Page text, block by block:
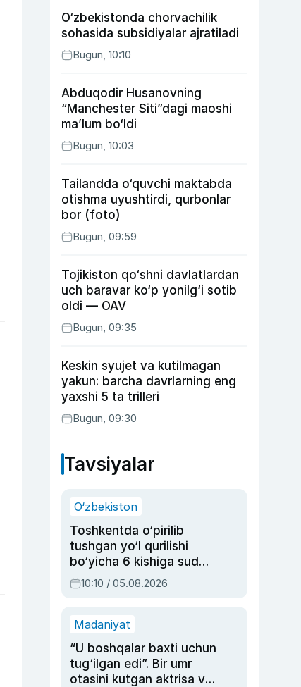
O‘zbekistonda chorvachilik
sohasida subsidiyalar ajratiladi
Bugun, 10:10
Abduqodir Husanovning
“Manchester Siti”dagi maoshi
ma’lum bo‘ldi
Bugun, 10:03
Tailandda o‘quvchi maktabda
otishma uyushtirdi, qurbonlar
bor (foto)
Bugun, 09:59
Tojikiston qo‘shni davlatlardan
uch baravar ko‘p yonilg‘i sotib
oldi — OAV
Bugun, 09:35
Keskin syujet va kutilmagan
yakun: barcha davrlarning eng
yaxshi 5 ta trilleri
Bugun, 09:30
Tavsiyalar
O‘zbekiston
Toshkentda o‘pirilib
tushgan yo‘l qurilishi
bo‘yicha 6 kishiga sud
hukmi o‘qildi
10:10 / 05.08.2026
Madaniyat
“U boshqalar baxti uchun
tug‘ilgan edi”. Bir umr
otasini kutgan aktrisa va